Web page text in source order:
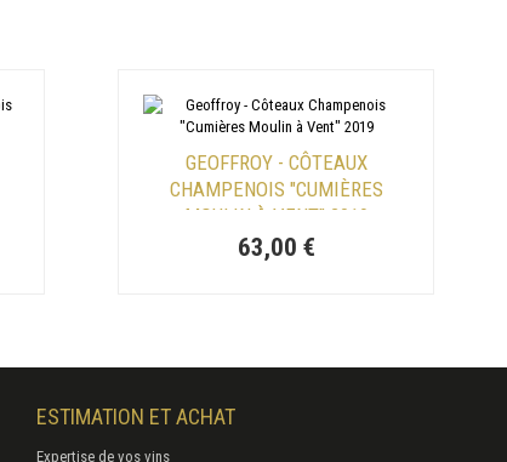
GEOFFROY - CÔTEAUX
CHAMPENOIS "CUMIÈRES
MOULIN À VENT" 2019
63,00 €
ESTIMATION ET ACHAT
Expertise de vos vins